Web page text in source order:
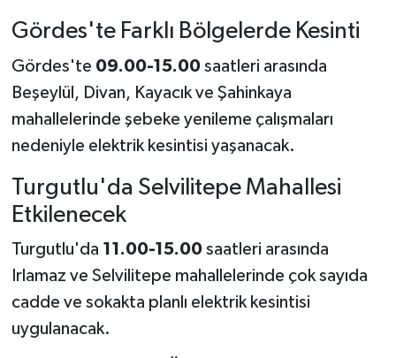
Gördes'te Farklı Bölgelerde Kesinti
Gördes'te 09.00-15.00 saatleri arasında
Beşeylül, Divan, Kayacık ve Şahinkaya
mahallelerinde şebeke yenileme çalışmaları
nedeniyle elektrik kesintisi yaşanacak.
Turgutlu'da Selvilitepe Mahallesi
Etkilenecek
Turgutlu'da 11.00-15.00saatleri arasında
Irlamaz ve Selvilitepe mahallelerinde çok sayıda
cadde ve sokakta planlı elektrik kesintisi
uygulanacak.